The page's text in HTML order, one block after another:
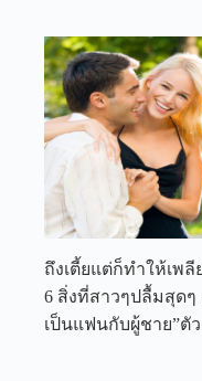
ถึงเตี้ยแต่ก็ทำให้เพลี
6 สิ่งที่สาวๆปลื้มสุดๆ
เป็นแฟนกับผู้ชาย”ตัว